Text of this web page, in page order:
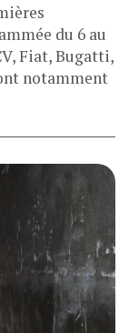
du 6 au
Fiat, Bugatti,
notamment